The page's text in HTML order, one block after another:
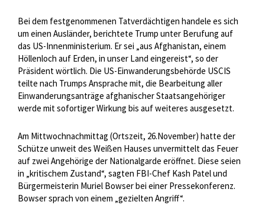
Bei dem festgenommenen Tatverdächtigen handele es sich
um einen Ausländer, berichtete Trump unter Berufung auf
das US-Innenministerium. Er sei „aus Afghanistan, einem
Höllenloch auf Erden, in unser Land eingereist“, so der
Präsident wörtlich. Die US-Einwanderungsbehörde USCIS
teilte nach Trumps Ansprache mit, die Bearbeitung aller
Einwanderungsanträge afghanischer Staatsangehöriger
werde mit sofortiger Wirkung bis auf weiteres ausgesetzt.
Am Mittwochnachmittag (Ortszeit, 26.November) hatte der
Schütze unweit des Weißen Hauses unvermittelt das Feuer
auf zwei Angehörige der Nationalgarde eröffnet. Diese seien
in „kritischem Zustand“, sagten FBI-Chef Kash Patel und
Bürgermeisterin Muriel Bowser bei einer Pressekonferenz.
Bowser sprach von einem „gezielten Angriff“.